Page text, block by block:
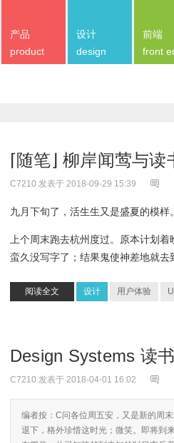
产品
product
设计
design
前端
front
⌈随笔⌋ 柳岸闻莺与读
C7210 发表于 2018-09-29 15:39
九月下旬了，活生生又是盛夏的模样。
上个周末跑去杭州度过。原本计划
蛮久没写字了；结果鬼使神差地就去
阅读全文 设计 用户体验
Design Systems 读
C7210 发表于 2018-04-01 16:02
编者按：C问各位周五安，又是新的周
退下，格外珍惜这时光；微笑。即将到